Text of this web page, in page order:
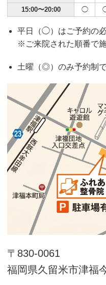
15:00〜20:00
◯
平日（◯）はご予約の
※ご来院された順番で
土曜（◎）のみ予約制で
〒830-0061
福岡県久留米市津福